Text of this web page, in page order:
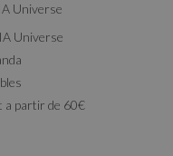
Universe
Universe
a partir de 60€